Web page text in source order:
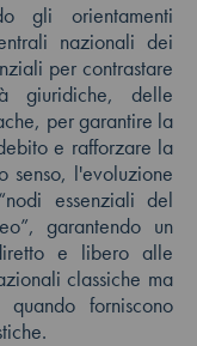
gli orientamenti
nazionali dei
per contrastare
giuridiche, delle
per garantire la
e rafforzare la
senso, l'evoluzione
essenziali del
garantendo un
e libero alle
classiche ma
forniscono